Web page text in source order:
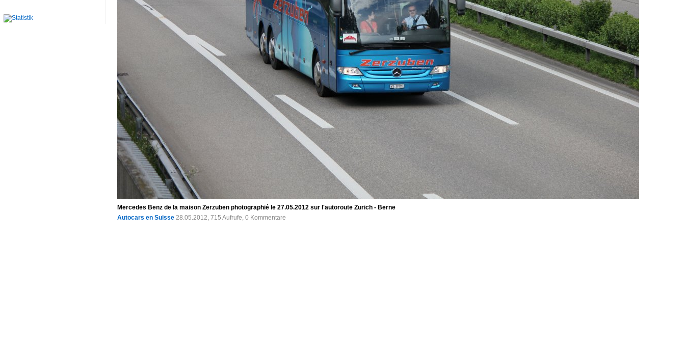
Mercedes Benz de la maison Zerzuben photographié le 27.05.2012 sur l'autoroute Zurich - Berne
Autocars en Suisse 28.05.2012, 715 Aufrufe, 0 Kommentare